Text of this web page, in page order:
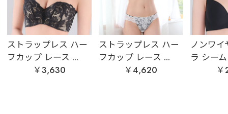
ストラップレス ハー
フカップ レース ...
￥3,630
ストラップレス ハー
フカップ レース ...
￥4,620
ノンワ
ラ シー